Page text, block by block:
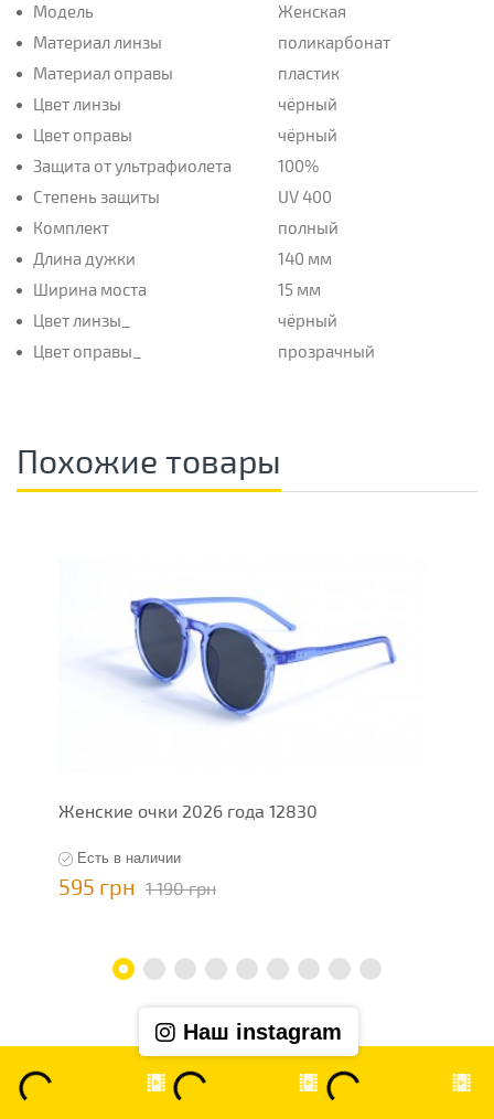
Модель
Женская
Материал линзы
поликарбонат
Материал оправы
пластик
Цвет линзы
чёрный
Цвет оправы
чёрный
Защита от ультрафиолета
100%
Степень защиты
UV 400
Комплект
полный
Длина дужки
140 мм
Ширина моста
15 мм
Цвет линзы_
чёрный
Цвет оправы_
прозрачный
Похожие товары
Женские очки 2026 года 12830
Есть в наличии
595 грн 1 190 грн
Наш instagram